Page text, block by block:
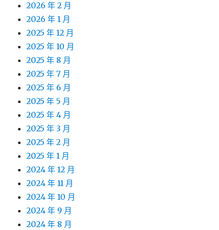
2026 年 2 月
2026 年 1 月
2025 年 12 月
2025 年 10 月
2025 年 8 月
2025 年 7 月
2025 年 6 月
2025 年 5 月
2025 年 4 月
2025 年 3 月
2025 年 2 月
2025 年 1 月
2024 年 12 月
2024 年 11 月
2024 年 10 月
2024 年 9 月
2024 年 8 月